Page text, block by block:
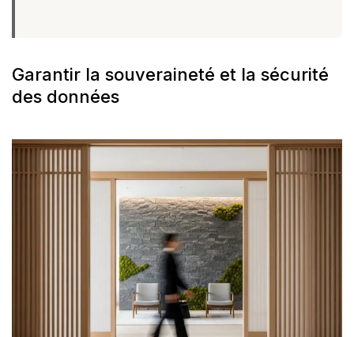
Garantir la souveraineté et la sécurité
des données